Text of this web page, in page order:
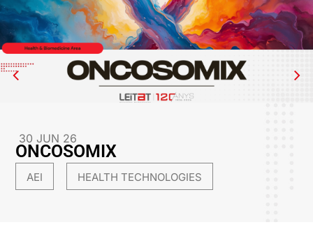
30 JUN 26
ONCOSOMIX
AEI HEALTH TECHNOLOGIES